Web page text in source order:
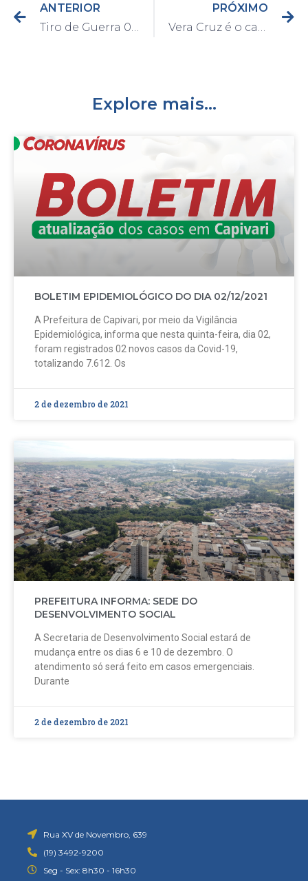
ANTERIOR
Tiro de Guerra 02-011 promove a 2a. Campanha de Arrecadação de 2019 em prol das entidades assistenciais de Capivari
PRÓXIMO
Vera Cruz é o campeão do Campeonato Amador 2019 – Primeira Divisão
Explore mais...
BOLETIM EPIDEMIOLÓGICO DO DIA 02/12/2021
A Prefeitura de Capivari, por meio da Vigilância
Epidemiológica, informa que nesta quinta-feira, dia 02,
foram registrados 02 novos casos da Covid-19,
totalizando 7.612. Os
2 de dezembro de 2021
PREFEITURA INFORMA: SEDE DO
DESENVOLVIMENTO SOCIAL
A Secretaria de Desenvolvimento Social estará de
mudança entre os dias 6 e 10 de dezembro. O
atendimento só será feito em casos emergenciais.
Durante
2 de dezembro de 2021
Rua XV de Novembro, 639
(19) 3492-9200
Seg - Sex: 8h30 - 16h30